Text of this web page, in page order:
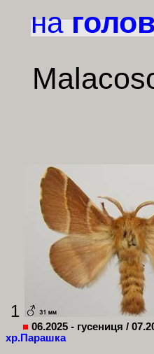
на
1
■ 06.2025 - гусениця /
хр.Парашка